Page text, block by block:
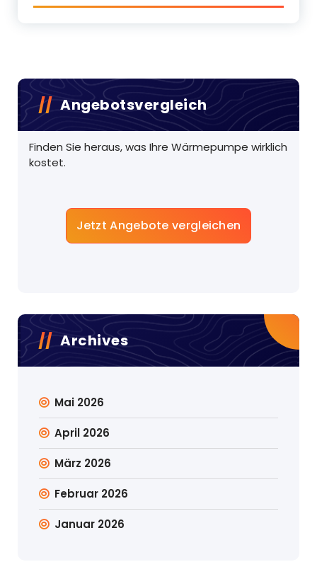
Angebotsvergleich
Finden Sie heraus, was Ihre Wärmepumpe wirklich
kostet.
Jetzt Angebote vergleichen
Archives
Mai 2026
April 2026
März 2026
Februar 2026
Januar 2026